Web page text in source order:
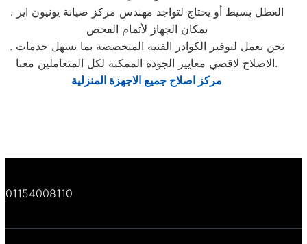
. العطل بسيط أو يحتاج لتواجد مهندس مركز صيانة يونيون اير
بمكان الجهاز لأتمام الفحص
. نحن نعمل لتوفير الكوادر الفنية المتخصصة بما يسهل خدمات
الاصلاح لاقصي معايير الجودة الممكنة لكل المتعاملين معنا.
مركز اصلاح جميع الاجهزة المنزلية
01154008110